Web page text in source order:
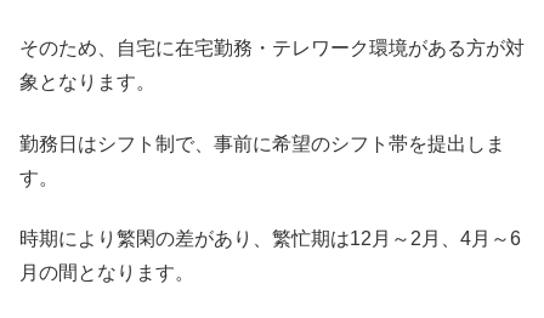
そのため、自宅に在宅勤務・テレワーク環境がある方が対
象となります。
勤務日はシフト制で、事前に希望のシフト帯を提出しま
す。
時期により繁閑の差があり、繁忙期は12月～2月、4月～6
月の間となります。